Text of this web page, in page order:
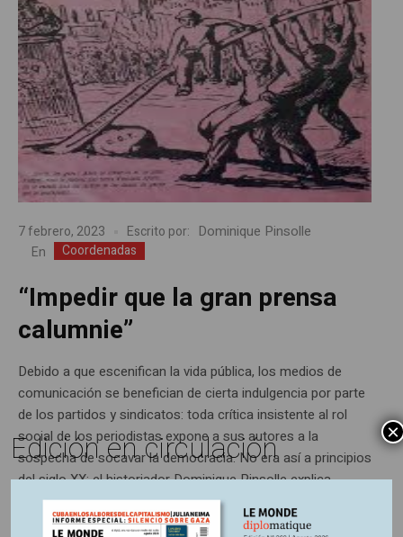
7 febrero, 2023 Escrito por: Dominique Pinsolle
En Coordenadas
“Impedir que la gran prensa
calumnie”
Debido a que escenifican la vida pública, los medios de
comunicación se benefician de cierta indulgencia por parte
de los partidos y sindicatos: toda crítica insistente al rol
social de los periodistas expone a sus autores a la
sospecha de socavar la democracia. No era así a principios
del siglo XX: el historiador Dominique Pinsolle explica...
Edición en circulación ×